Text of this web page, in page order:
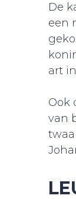
De
een
art
Ook
van